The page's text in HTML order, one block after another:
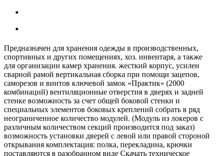
Предназначен для хранения одежды в производственных,
спортивных и других помещениях, хоз. инвентаря, а также
для организации камер хранения. жесткий корпус, усилен
сварной рамой вертикальная сборка при помощи зацепов,
саморезов и винтов ключевой замок «Практик» (2000
комбинаций) вентиляционные отверстия в дверях и задней
стенке возможность за счет общей боковой стенки и
специальных элементов боковых креплений собрать в ряд
неограниченное количество модулей. (Модуль из локеров с
различным количеством секций производится под заказ)
возможность установки дверей с левой или правой стороной
открывания комплектация: полка, перекладина, крючки
поставляются в разобранном виде Скачать техническое